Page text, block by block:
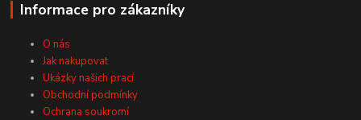
Informace pro zákazníky
O nás
Jak nakupovat
Ukázky našich prací
Obchodní podmínky
Ochrana soukromí